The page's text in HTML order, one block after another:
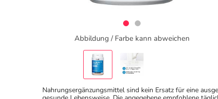
Abbildung / Farbe kann abweichen
Nahrungsergänzungsmittel sind kein Ersatz für eine